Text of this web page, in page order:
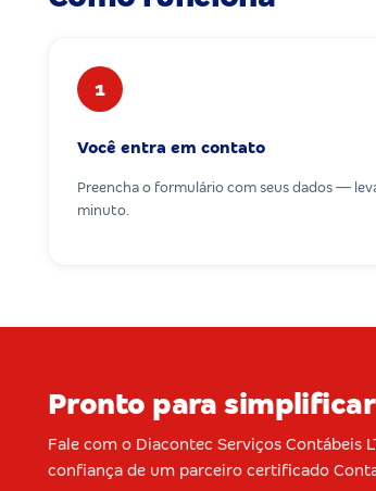
1
Você entra em contato
Preencha o formulário com seus dados —
minuto.
Pronto para
Fale com o Diacontec Serviços Contábeis
confiança de um parceiro certificado